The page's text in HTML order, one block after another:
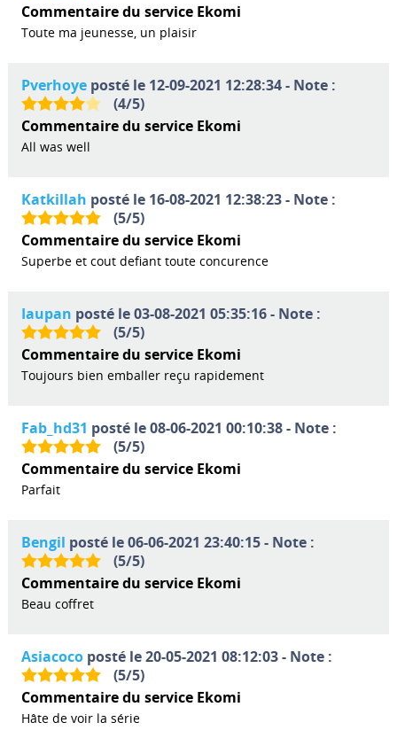
Commentaire du service Ekomi
Toute ma jeunesse, un plaisir
Pverhoyeposté le 12-09-2021 12:28:34 - Note :
(4/5)
Commentaire du service Ekomi
All was well
Katkillah posté le 16-08-2021 12:38:23 - Note :
(5/5)
Commentaire du service Ekomi
Superbe et cout defiant toute concurence
Iaupan posté le 03-08-2021 05:35:16 - Note :
(5/5)
Commentaire du service Ekomi
Toujours bien emballer reçu rapidement
Fab_hd31 posté le 08-06-2021 00:10:38 - Note :
(5/5)
Commentaire du service Ekomi
Parfait
Bengil posté le 06-06-2021 23:40:15 - Note :
(5/5)
Commentaire du service Ekomi
Beau coffret
Asiacocoposté le 20-05-2021 08:12:03 - Note :
(5/5)
Commentaire du service Ekomi
Hâte de voir la série